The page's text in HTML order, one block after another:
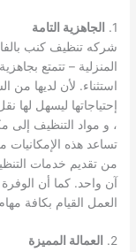
1.
الجاهزية التامة
شركه تنظيف كنب
المنزلية – تتمتع
استثناء. لأن لديها من
إحتياجاتها ليسهل لها
، و مواد التنظيف
تساعد هذه
من تقديم خدمات
آن واحد. كما أن
العمل القيام بكافة
2.
العمالة المميزة